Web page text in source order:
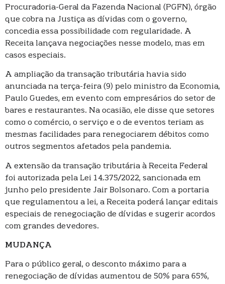
Procuradoria-Geral da Fazenda Nacional (PGFN), órgão
que cobra na Justiça as dívidas com o governo,
concedia essa possibilidade com regularidade. A
Receita lançava negociações nesse modelo, mas em
casos especiais.
A ampliação da transação tributária havia sido
anunciada na terça-feira (9) pelo ministro da Economia,
Paulo Guedes, em evento com empresários do setor de
bares e restaurantes. Na ocasião, ele disse que setores
como o comércio, o serviço e o de eventos teriam as
mesmas facilidades para renegociarem débitos como
outros segmentos afetados pela pandemia.
A extensão da transação tributária à Receita Federal
foi autorizada pela Lei 14.375/2022, sancionada em
junho pelo presidente Jair Bolsonaro. Com a portaria
que regulamentou a lei, a Receita poderá lançar editais
especiais de renegociação de dívidas e sugerir acordos
com grandes devedores.
MUDANÇA
Para o público geral, o desconto máximo para a
renegociação de dívidas aumentou de 50% para 65%,